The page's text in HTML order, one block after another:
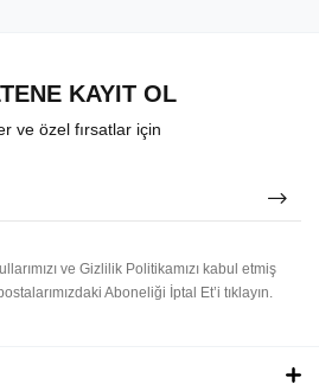
KAYIT OL
ve özel fırsatlar için
ve Gizlilik Politikamızı kabul etmiş
Aboneliği İptal Et’i tıklayın.